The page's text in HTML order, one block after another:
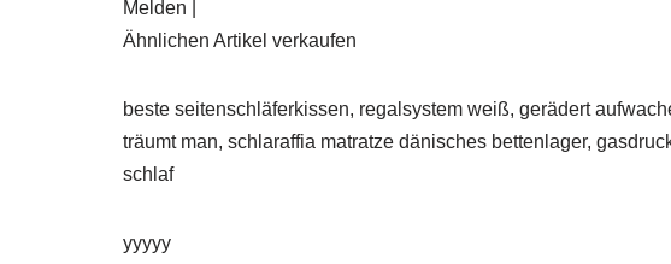
Melden |
Ähnlichen Artikel verkaufen
beste seitenschläferkissen, regalsystem weiß, gerädert
träumt man, schlaraffia matratze dänisches bettenlager,
schlaf
yyyyy